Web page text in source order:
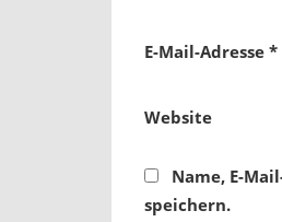
E-Mail-Adresse *
Website
Name, E-
speichern.